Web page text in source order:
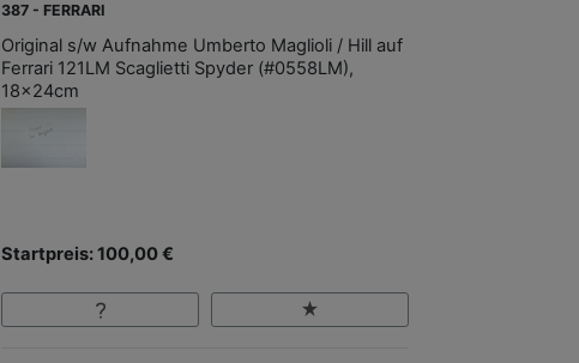
387 - FERRARI
Original s/w Aufnahme Umberto Maglioli / Hill auf
Ferrari 121LM Scaglietti Spyder (#0558LM),
18x24cm
Startpreis: 100,00 €